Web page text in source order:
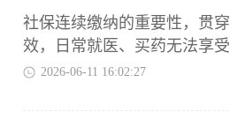
社保连续缴纳的重要性，贯
效，日常就医、买药无法享
2026-06-11 16:02:27